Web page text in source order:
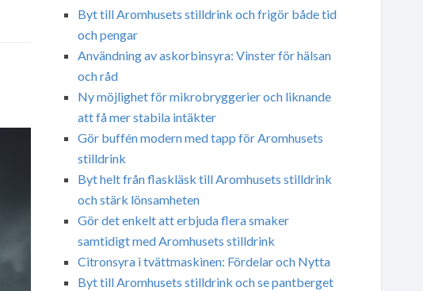
Byt till Aromhusets stilldrink och frigör både tid
och pengar
Användning av askorbinsyra: Vinster för hälsan
och råd
Ny möjlighet för mikrobryggerier och liknande
att få mer stabila intäkter
Gör buffén modern med tapp för Aromhusets
stilldrink
Byt helt från flaskläsk till Aromhusets stilldrink
och stärk lönsamheten
Gör det enkelt att erbjuda flera smaker
samtidigt med Aromhusets stilldrink
Citronsyra i tvättmaskinen: Fördelar och Nytta
Byt till Aromhusets stilldrink och se pantberget